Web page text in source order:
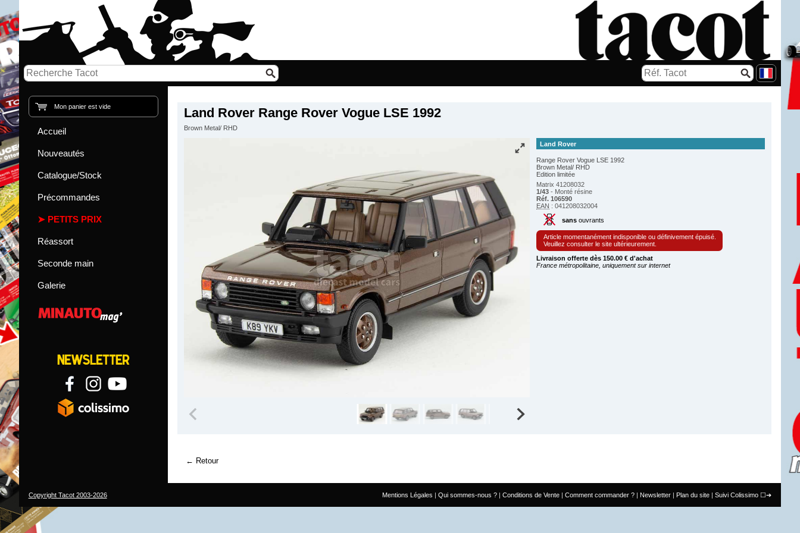
Land Rover Range Rover Vogue LSE 1992
Brown Metal/ RHD
Land Rover
Range Rover Vogue LSE 1992
Brown Metal/ RHD
Edition limitée
Matrix 41208032
1/43 - Monté résine
Réf. 106590
EAN : 041208032004
sansouvrants
Article momentanément indisponible ou définivement épuisé.
Veuillez consulter le site ultérieurement.
Livraison offerte dès 150.00 € d'achat
France métropolitaine, uniquement sur internet
Retour
Mon panier est vide
Accueil
Nouveautés
Catalogue/Stock
Précommandes
PETITS PRIX
Réassort
Seconde main
Galerie
Mentions Légales Qui sommes-nous ? Conditions de Vente Comment commander ? Newsletter Plan du site Suivi Colissimo
Copyright Tacot 2003-2026